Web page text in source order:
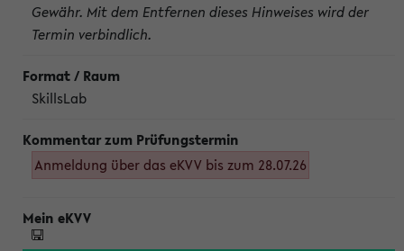
Gewähr. Mit dem Entfernen dieses Hinweises wird der
Termin verbindlich.
SkillsLab
Anmeldung über das eKVV bis zum 28.07.26